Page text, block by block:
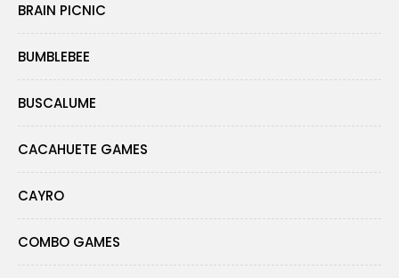
BRAIN PICNIC
BUMBLEBEE
BUSCALUME
CACAHUETE GAMES
CAYRO
COMBO GAMES